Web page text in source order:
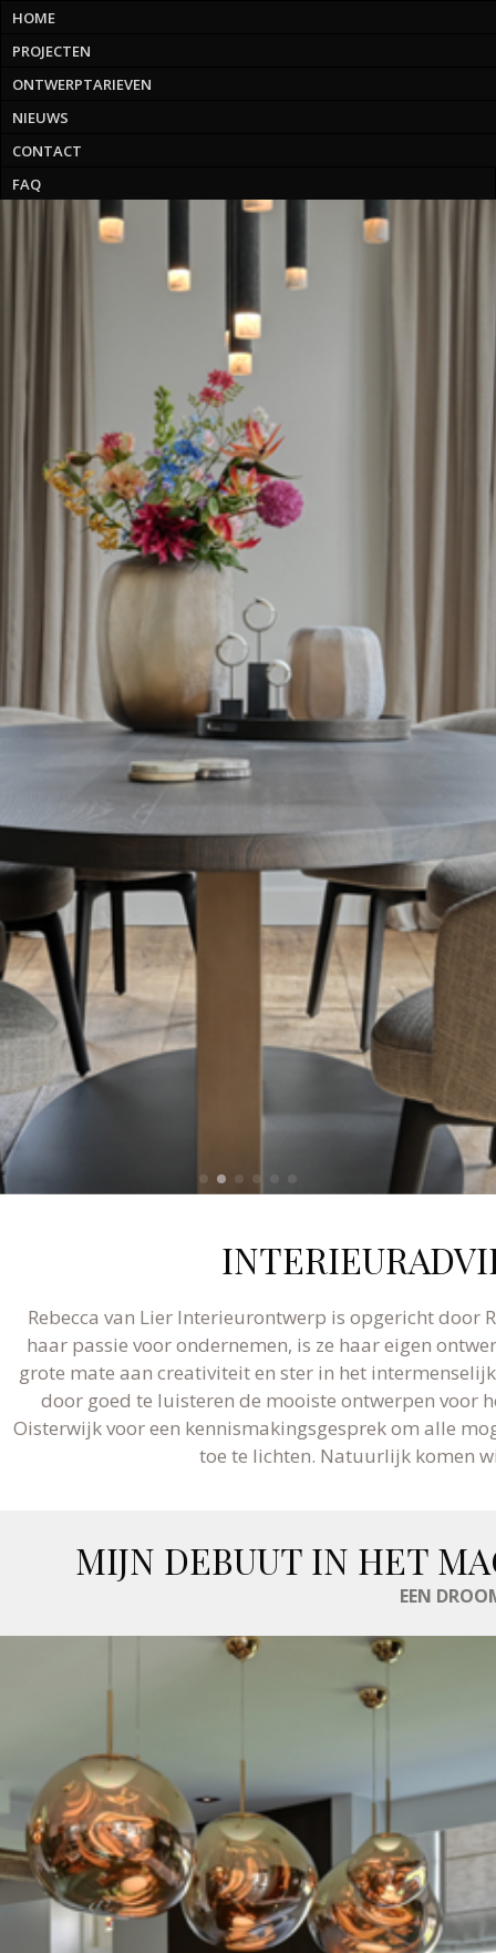
HOME
PROJECTEN
ONTWERPTARIEVEN
NIEUWS
CONTACT
FAQ
Rebecca van Lier Interieurontwerp is opgericht door
haar passie voor ondernemen, is ze haar eigen
grote mate aan creativiteit en ster in het
door goed te luisteren de mooiste ontwerpen voor
Oisterwijk voor een kennismakingsgesprek om alle
toe te lichten. Natuurlijk komen
MIJN DEBUUT IN HET
EEN